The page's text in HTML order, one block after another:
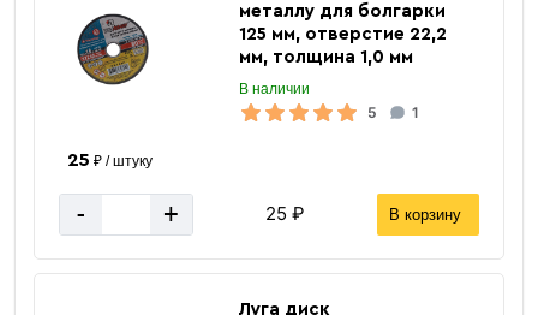
металлу для болгарки
125 мм, отверстие 22,2
мм, толщина 1,0 мм
В наличии
5 1
25 ₽ / штуку
- + 25 ₽ В корзину
Луга диск